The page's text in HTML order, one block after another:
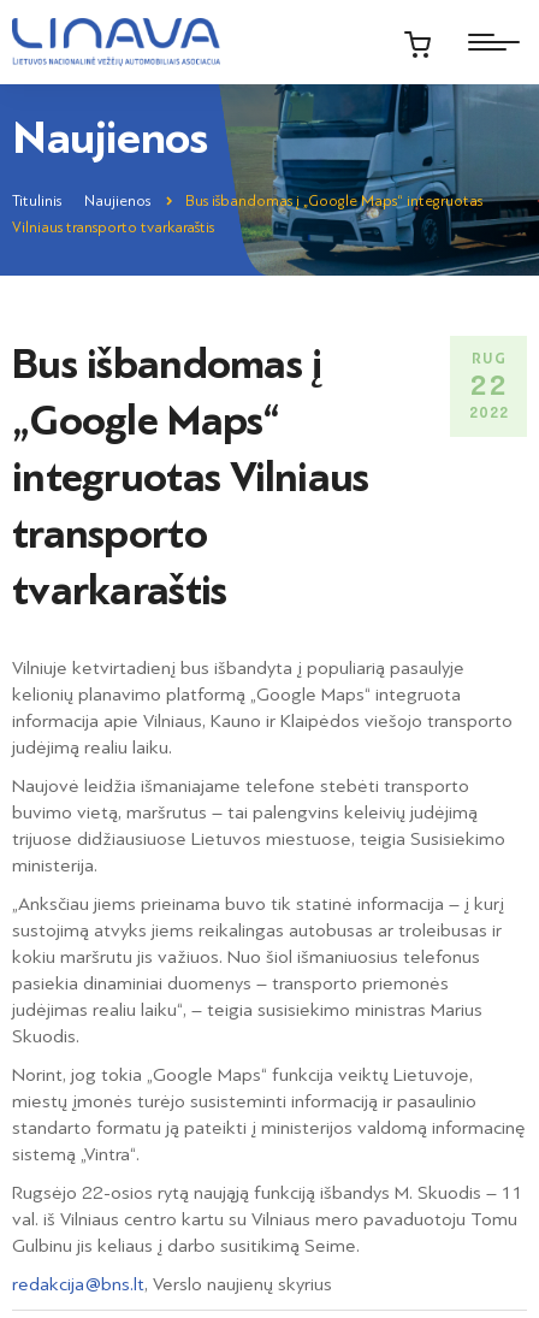
Naujienos
Titulinis Naujienos
Bus išbandomas į „Google Maps“ integruotas
Vilniaus transporto tvarkaraštis
Bus išbandomas į
„Google Maps“
integruotas Vilniaus
transporto
tvarkaraštis
RUG
22
2022
Vilniuje ketvirtadienį bus išbandyta į populiarią pasaulyje
kelionių planavimo platformą „Google Maps“ integruota
informacija apie Vilniaus, Kauno ir Klaipėdos viešojo transporto
judėjimą realiu laiku.
Naujovė leidžia išmaniajame telefone stebėti transporto
buvimo vietą, maršrutus – tai palengvins keleivių judėjimą
trijuose didžiausiuose Lietuvos miestuose, teigia Susisiekimo
ministerija.
„Anksčiau jiems prieinama buvo tik statinė informacija – į kurį
sustojimą atvyks jiems reikalingas autobusas ar troleibusas ir
kokiu maršrutu jis važiuos. Nuo šiol išmaniuosius telefonus
pasiekia dinaminiai duomenys – transporto priemonės
judėjimas realiu laiku“, – teigia susisiekimo ministras Marius
Skuodis.
Norint, jog tokia „Google Maps“ funkcija veiktų Lietuvoje,
miestų įmonės turėjo susisteminti informaciją ir pasaulinio
standarto formatu ją pateikti į ministerijos valdomą informacinę
sistemą „Vintra“.
Rugsėjo 22-osios rytą naująją funkciją išbandys M. Skuodis – 11
val. iš Vilniaus centro kartu su Vilniaus mero pavaduotoju Tomu
Gulbinu jis keliaus į darbo susitikimą Seime.
redakcija@bns.lt, Verslo naujienų skyrius